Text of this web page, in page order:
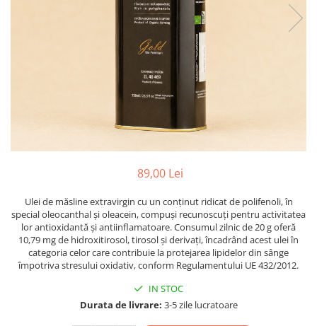
CREME ȘI PASTE TARTINABILE
BACANIE
PRODUSE ECO / ORGANICE
PRODUSE ROMÂNEȘTI
COSMETICE
REMEDII NATURISTE
TOATE PRODUSELE
89,00 Lei
Ulei de măsline extravirgin cu un conținut ridicat de polifenoli, în
special oleocanthal și oleacein, compuși recunoscuți pentru activitatea
lor antioxidantă și antiinflamatoare. Consumul zilnic de 20 g oferă
10,79 mg de hidroxitirosol, tirosol și derivați, încadrând acest ulei în
categoria celor care contribuie la protejarea lipidelor din sânge
împotriva stresului oxidativ, conform Regulamentului UE 432/2012.
IN STOC
Durata de livrare: 3-5 zile lucratoare